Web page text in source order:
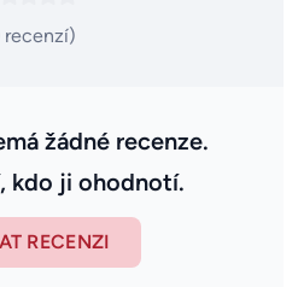
recenzí)
žádné recenze.
kdo ji ohodnotí.
RECENZI